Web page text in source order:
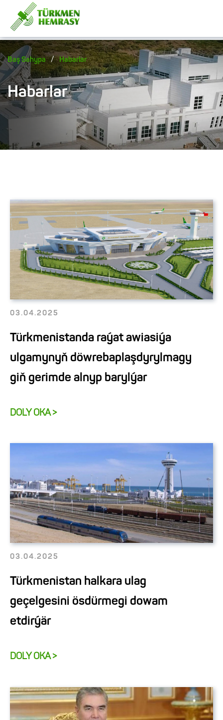
Baş Sahypa / Habarlar
Habarlar
03.04.2025
Türkmenistanda raýat awiasiýa
ulgamynyň döwrebaplaşdyrylmagy
giň gerimde alnyp barylýar
DOLY OKA >
03.04.2025
Türkmenistan halkara ulag
geçelgesini ösdürmegi dowam
etdirýär
DOLY OKA >